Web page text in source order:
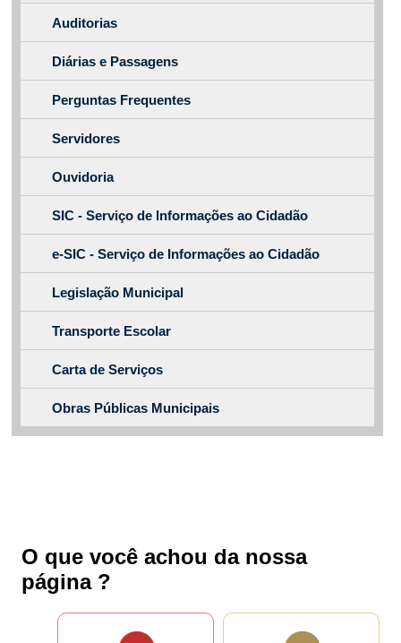
Auditorias
Diárias e Passagens
Perguntas Frequentes
Servidores
Ouvidoria
SIC - Serviço de Informações ao Cidadão
e-SIC - Serviço de Informações ao Cidadão
Legislação Municipal
Transporte Escolar
Carta de Serviços
Obras Públicas Municipais
O que você achou da nossa
página ?